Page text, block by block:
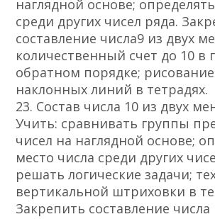
наглядной основе;
среди других чисел ряда.
составление числа9 из двух
количественный счет до 10 в
обратном порядке;
наклонных линий в тетрадях.
23. Состав числа 10 из двух
Учить: сравнивать группы
чисел на наглядной основе;
место числа среди других
решать логические задачи;
вертикальной штриховки в
Закрепить составление числа